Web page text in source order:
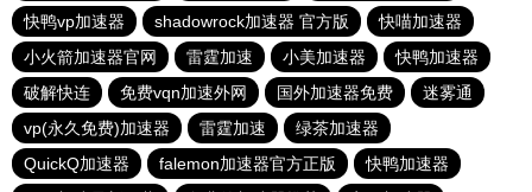
快鸭vp加速器
shadowrock加速器 官方版
快喵加速器
小火箭加速器官网
雷霆加速 小美加速器
快鸭加速器
破解快连
免费vqn加速外网 国外加速器免费
迷雾通
vp(永久免费)加速器
雷霆加速
绿茶加速器
QuickQ加速器
falemon加速器官方正版
快鸭加速器